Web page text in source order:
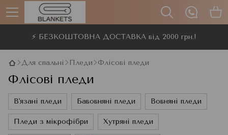
⚡ БЕЗКОШТОВНА ДОСТАВКА від 2000 грн.!
Для спальні Пледи Флісові пледи
Флісові пледи
В'язані пледи Бавовняні пледи Вовняні пледи
Пледи з мікрофібри Хутряні пледи